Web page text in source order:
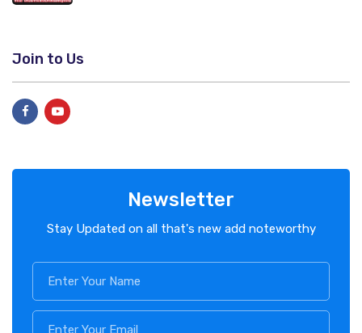
Join to Us
Newsletter
Stay Updated on all that's new add noteworthy